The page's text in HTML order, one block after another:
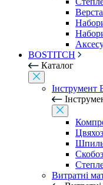
BOSTITCH
Каталог
Інструмент
Витратні